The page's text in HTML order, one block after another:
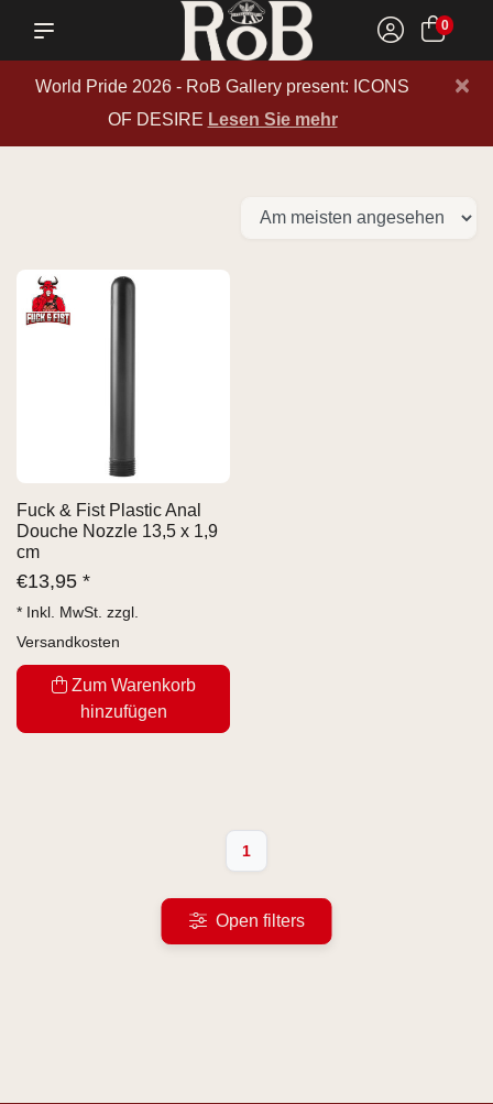
0
World Pride 2026 - RoB Gallery present: ICONS
OF DESIRE Lesen Sie mehr
×
Fuck & Fist Plastic Anal
Douche Nozzle 13,5 x 1,9
cm
€13,95 *
* Inkl. MwSt. zzgl.
Versandkosten
Zum Warenkorb
hinzufügen
1
Open filters